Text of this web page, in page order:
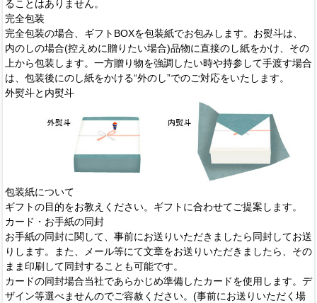
ることはありません。
完全包装
完全包装の場合、ギフトBOXを包装紙でお包みします。お熨斗は、
内のしの場合(控えめに贈りたい場合)品物に直接のし紙をかけ、その
上から包装します。一方贈り物を強調したい時や持参して手渡す場合
は、包装後にのし紙をかける“外のし”でのご対応をいたします。
外熨斗と内熨斗
包装紙について
ギフトの目的をお教えください。ギフトに合わせてご提案します。
カード・お手紙の同封
お手紙の同封に関して、事前にお送りいただきましたら同封してお送
りします。また、メール等にて文章をお送りいただきましたら、その
まま印刷して同封することも可能です。
カードの同封場合当社であらかじめ準備したカードを使用します。デ
ザイン等選べませんのでご容赦ください。(事前にお送りいただく場